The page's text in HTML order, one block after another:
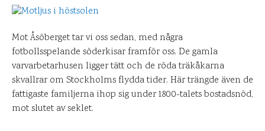
Mot Åsöberget tar vi oss sedan, med några
fotbollsspelande söderkisar framför oss. De gamla
varvarbetarhusen ligger tätt och de röda träkåkarna
skvallrar om Stockholms flydda tider. Här trängde även de
fattigaste familjerna ihop sig under 1800-talets bostadsnöd,
mot slutet av seklet.